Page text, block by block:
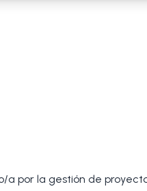
a por la gestión de